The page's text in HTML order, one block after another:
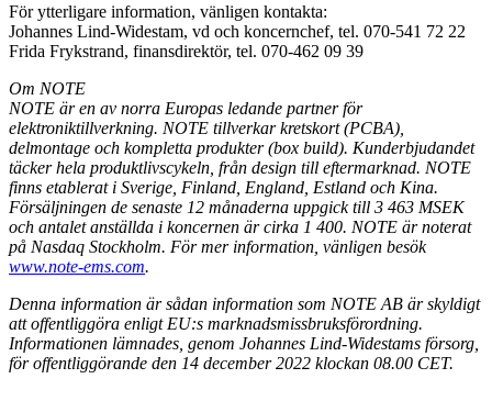
För ytterligare information, vänligen kontakta:
Johannes Lind-Widestam, vd och koncernchef, tel. 070-541 72 22
Frida Frykstrand, finansdirektör, tel. 070-462 09 39
Om NOTE
NOTE är en av norra Europas ledande partner för
elektroniktillverkning. NOTE tillverkar kretskort (PCBA),
delmontage och kompletta produkter (box build). Kunderbjudandet
täcker hela produktlivscykeln, från design till eftermarknad. NOTE
finns etablerat i Sverige, Finland, England, Estland och Kina.
Försäljningen de senaste 12 månaderna uppgick till 3 463 MSEK
och antalet anställda i koncernen är cirka 1 400. NOTE är noterat
på Nasdaq Stockholm. För mer information, vänligen besök
www.note-ems.com.
Denna information är sådan information som NOTE AB är skyldigt
att offentliggöra enligt EU:s marknadsmissbruksförordning.
Informationen lämnades, genom Johannes Lind-Widestams försorg,
för offentliggörande den 14 december 2022 klockan 08.00 CET.